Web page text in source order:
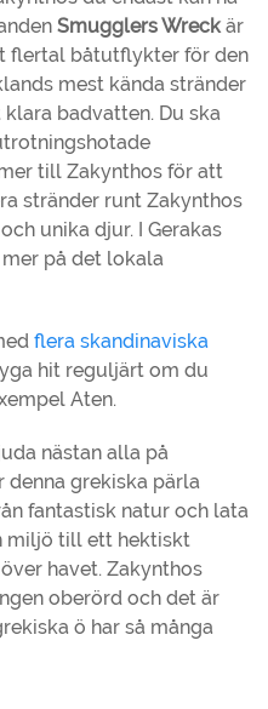
Smugglers Wreck är
flertal båtutflykter för den
mest kända stränder
badvatten. Du ska
till Zakynthos för att
stränder runt Zakynthos
unika djur. I Gerakas
på det lokala
flera skandinaviska
hit reguljärt om du
Aten.
nästan alla på
denna grekiska pärla
fantastisk natur och lata
miljö till ett hektiskt
havet. Zakynthos
oberörd och det är
ö har så många